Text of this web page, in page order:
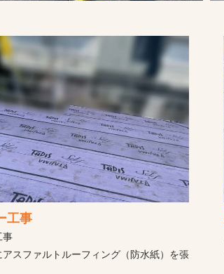
工事
事
スファルトルーフィング（防水紙）を張